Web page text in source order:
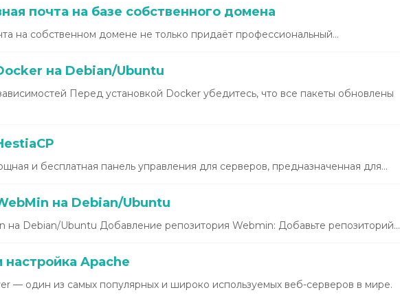
почта на базе собственного домена
на собственном домене не только придаёт профессиональный...
на Debian/Ubuntu
Перед установкой Docker убедитесь, что все пакеты обновлены
и бесплатная панель управления для серверов, предназначенная для...
на Debian/Ubuntu
на Debian/Ubuntu Добавление репозитория Webmin: Добавьте репозиторий...
настройка Apache
— один из самых популярных и широко используемых веб-серверов в мире.